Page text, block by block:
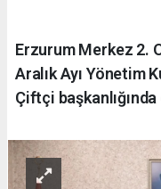
VerenErzurum Merkez 2.
Aralık Ayı Yönetim
Çiftçi